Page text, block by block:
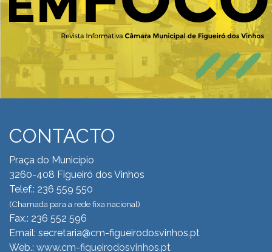
CONTACTO
Praça do Município
3260-408 Figueiró dos Vinhos
Telef.: 236 559 550
(Chamada para a rede fixa nacional)
Fax.: 236 552 596
Email: secretaria@cm-figueirodosvinhos.pt
Web.: www.cm-figueirodosvinhos.pt